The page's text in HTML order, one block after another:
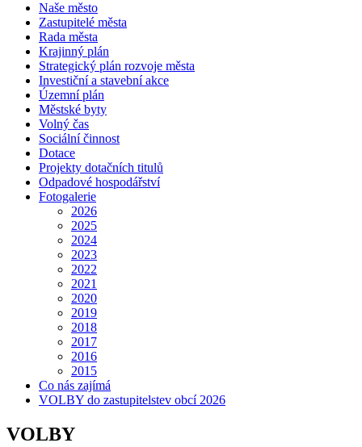
Naše město
Zastupitelé města
Rada města
Krajinný plán
Strategický plán rozvoje města
Investiční a stavební akce
Územní plán
Městské byty
Volný čas
Sociální činnost
Dotace
Projekty dotačních titulů
Odpadové hospodářství
Fotogalerie
2026
2025
2024
2023
2022
2021
2020
2019
2018
2017
2016
2015
Co nás zajímá
VOLBY do zastupitelstev obcí 2026
VOLBY